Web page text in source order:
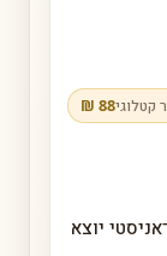
קטלוגי88 ₪
יוצא